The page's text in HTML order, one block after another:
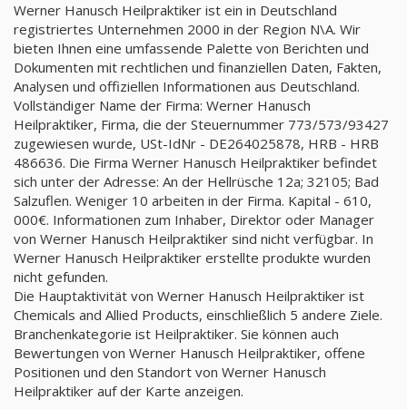
Werner Hanusch Heilpraktiker ist ein in Deutschland
registriertes Unternehmen 2000 in der Region N\A. Wir
bieten Ihnen eine umfassende Palette von Berichten und
Dokumenten mit rechtlichen und finanziellen Daten, Fakten,
Analysen und offiziellen Informationen aus Deutschland.
Vollständiger Name der Firma: Werner Hanusch
Heilpraktiker, Firma, die der Steuernummer 773/573/93427
zugewiesen wurde, USt-IdNr - DE264025878, HRB - HRB
486636. Die Firma Werner Hanusch Heilpraktiker befindet
sich unter der Adresse: An der Hellrüsche 12a; 32105; Bad
Salzuflen. Weniger 10 arbeiten in der Firma. Kapital - 610,
000€. Informationen zum Inhaber, Direktor oder Manager
von Werner Hanusch Heilpraktiker sind nicht verfügbar. In
Werner Hanusch Heilpraktiker erstellte produkte wurden
nicht gefunden.
Die Hauptaktivität von Werner Hanusch Heilpraktiker ist
Chemicals and Allied Products, einschließlich 5 andere Ziele.
Branchenkategorie ist Heilpraktiker. Sie können auch
Bewertungen von Werner Hanusch Heilpraktiker, offene
Positionen und den Standort von Werner Hanusch
Heilpraktiker auf der Karte anzeigen.